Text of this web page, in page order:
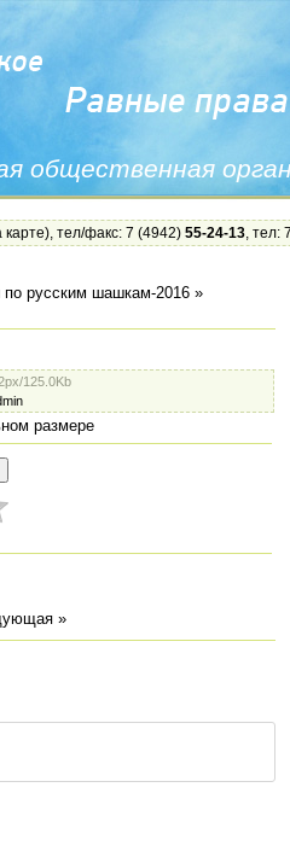
общественная
карте), тел/факс: 7 (4942) 55-24-13, тел:
по русским шашкам-2016 »
125.0Kb
размере
»